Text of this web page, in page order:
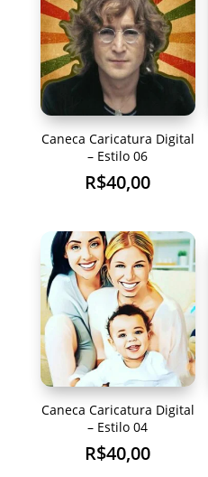
Caneca Caricatura Digital
– Estilo 06
R$40,00
Caneca Caricatura Digital
– Estilo 04
R$40,00